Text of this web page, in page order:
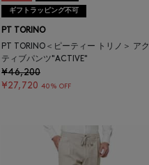
ギフトラッピング不可
PT TORINO
PT TORINO＜ピーティー トリノ＞ アク
ティブパンツ"ACTIVE"
¥46,200
¥27,720 40% OFF